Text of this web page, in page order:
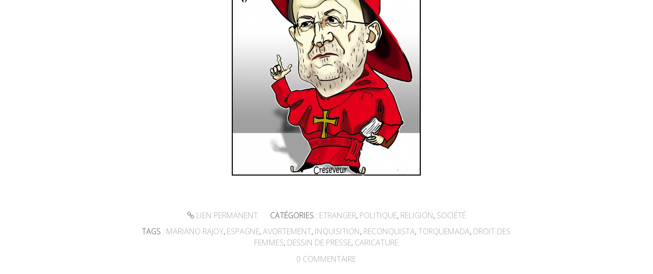
LIEN PERMANENT CATÉGORIES : ETRANGER, POLITIQUE, RELIGION, SOCIÉTÉ
TAGS : MARIANO RAJOY, ESPAGNE,AVORTEMENT, INQUISITION, RECONQUISTA,TORQUEMADA, DROIT DES
FEMMES, DESSIN DE PRESSE, CARICATURE
0 COMMENTAIRE